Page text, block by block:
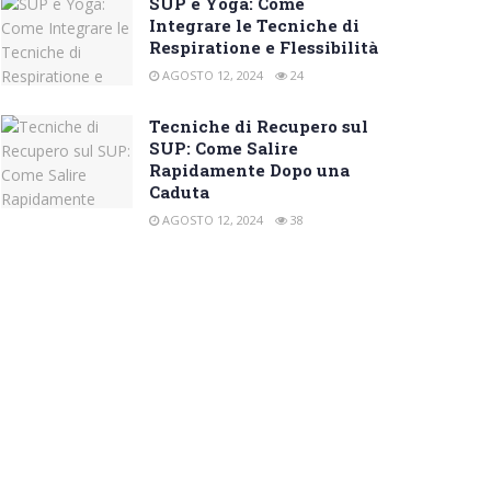
Integrare le Tecniche di
Respiratione e Flessibilità
AGOSTO 12, 2024 24
Tecniche di Recupero sul
SUP: Come Salire
Rapidamente Dopo una
Caduta
AGOSTO 12, 2024 38